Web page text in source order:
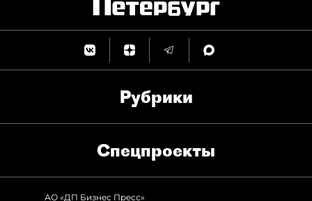
Рубрики
Спец­проекты
АО «ДП Бизнес Пресс»